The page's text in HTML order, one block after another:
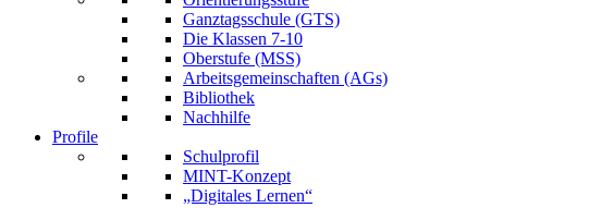
Ganztagsschule (GTS)
Die Klassen 7-10
Oberstufe (MSS)
Arbeitsgemeinschaften (AGs)
Bibliothek
Nachhilfe
Profile
Schulprofil
MINT-Konzept
„Digitales Lernen“